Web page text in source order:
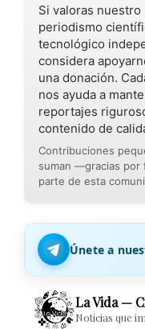
Si valoras nuestro
periodismo
tecnológico
considera
una donación.
nos ayuda a
reportajes
contenido de
Contribuciones
suman —gracias por
parte de esta
Únete a
La Vida —
Noticias que